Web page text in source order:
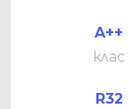
A++
клас
R32